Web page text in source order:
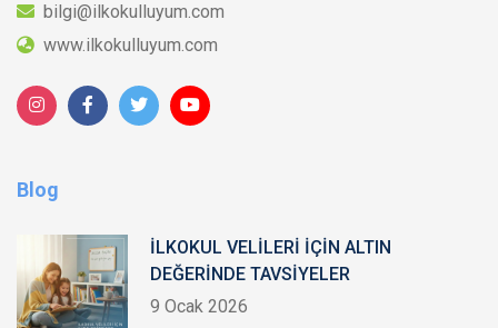
bilgi@ilkokulluyum.com
www.ilkokulluyum.com
Blog
İLKOKUL VELİLERİ İÇİN ALTIN
DEĞERİNDE TAVSİYELER
9 Ocak 2026